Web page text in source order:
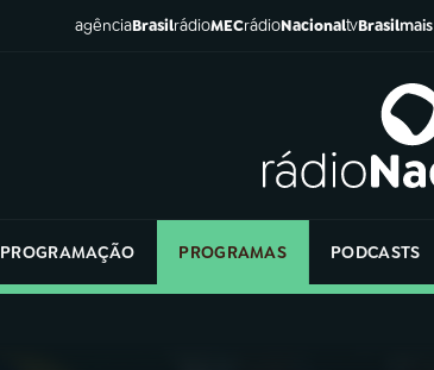
agênciaBrasilrádioMECrádioNacionaltvBrasilmais
PROGRAMAÇÃO PROGRAMAS PODCASTS